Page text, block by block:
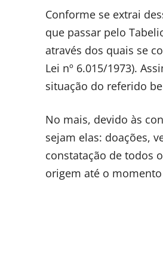
Conforme se extrai
que passar pelo
através dos quais se
Lei nº 6.015/1973).
situação do referido
No mais, devido às
sejam elas: doações,
constatação de todos
origem até o